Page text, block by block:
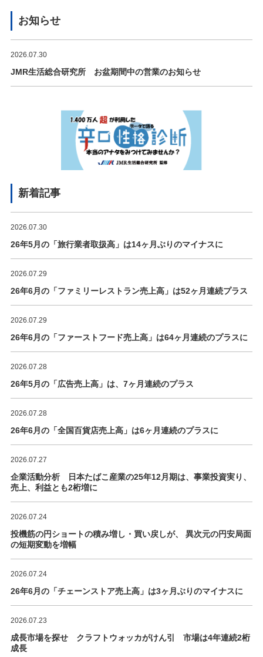
お知らせ
2026.07.30
JMR生活総合研究所 お盆期間中の営業のお知らせ
新着記事
2026.07.30
26年5月の「旅行業者取扱高」は14ヶ月ぶりのマイナスに
2026.07.29
26年6月の「ファミリーレストラン売上高」は52ヶ月連続プラス
2026.07.29
26年6月の「ファーストフード売上高」は64ヶ月連続のプラスに
2026.07.28
26年5月の「広告売上高」は、7ヶ月連続のプラス
2026.07.28
26年6月の「全国百貨店売上高」は6ヶ月連続のプラスに
2026.07.27
企業活動分析 日本たばこ産業の25年12月期は、事業投資実り、
売上、利益とも2桁増に
2026.07.24
投機筋の円ショートの積み増し・買い戻しが、 異次元の円安局面
の短期変動を増幅
2026.07.24
26年6月の「チェーンストア売上高」は3ヶ月ぶりのマイナスに
2026.07.23
成長市場を探せ クラフトウォッカがけん引 市場は4年連続2桁
成長